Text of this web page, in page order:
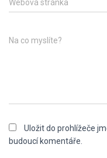
Webová stránka
Na co myslíte?
Uložit do prohlížeče
budoucí komentáře.